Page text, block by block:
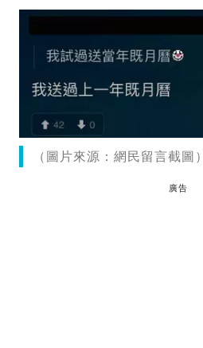
（圖片來源：網民留言截圖）
廣告